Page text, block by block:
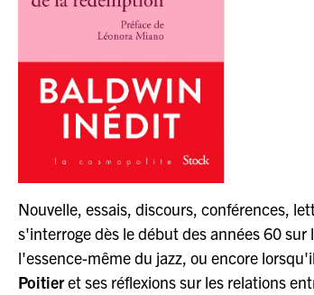
Nouvelle, essais, discours, conférences,
s'interroge dès le début des années 60
l'essence-même du jazz, ou encore
Poitieret ses réflexions sur les relations